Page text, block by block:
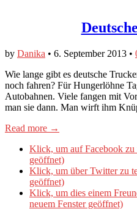
by Danika • 6. September 2013 •
Wie lange gibt es deutsche
noch fahren? Für Hungerlöhne
Autobahnen. Viele fangen mit
man sie dann. Man wirft ihm
Read more →
Klick, um auf Facebook zu
geöffnet)
Klick, um über Twitter zu
geöffnet)
Klick, um dies einem
neuem Fenster geöffnet)